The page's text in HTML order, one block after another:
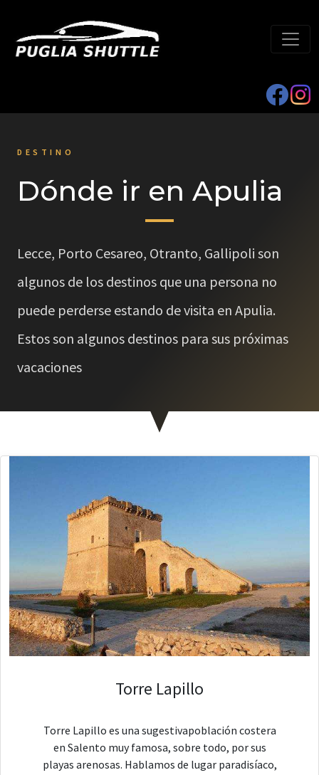
DESTINO
Dónde ir en Apulia
Lecce, Porto Cesareo, Otranto, Gallipoli son
algunos de los destinos que una persona no
puede perderse estando de visita en Apulia.
Estos son algunos destinos para sus próximas
vacaciones
Torre Lapillo
Torre Lapillo es una sugestivapoblación costera
en Salento muy famosa, sobre todo, por sus
playas arenosas. Hablamos de lugar paradisíaco,